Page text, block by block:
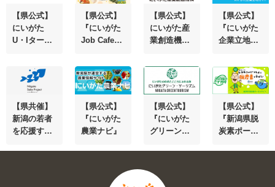
NIIGATA』
BRAND』
【県公式】
にいがた
U・Iターン
暮らし』
【県公式】
『にいがた
Job Cafe企
ビ』あなた
にぴったり
の企業が見
つかる！
【県公式】
にいがた産
業創造機構
で挑戦する
企業・起業
家をサポー
トします
【県公式】
『にいがた
企業立地ガ
外企業向け
の立地情報
【県共催】
新潟の若者
を応援する
【県公式】
『にいがた
農業ナビ』
【県公式】
『にいがた
グリーン・
どの情報満
【県公式】
『新潟県脱
炭素ポータ